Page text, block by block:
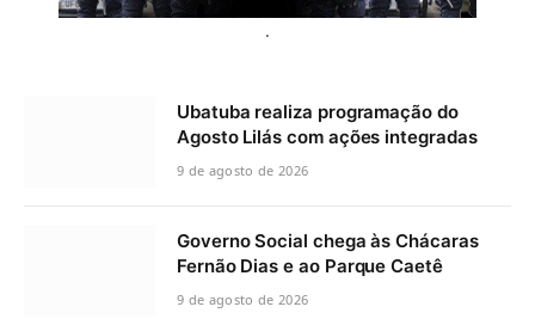
.
Ubatuba realiza programação do
Agosto Lilás com ações integradas
9 de agosto de 2026
Governo Social chega às Chácaras
Fernão Dias e ao Parque Caetê
9 de agosto de 2026